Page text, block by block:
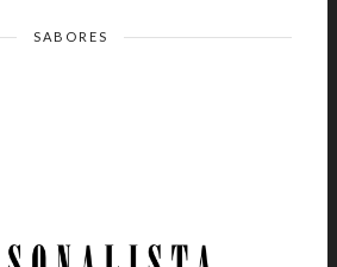
SABORES